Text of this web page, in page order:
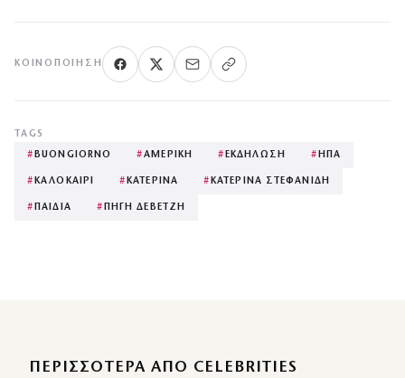
ΚΟΙΝΟΠΟΊΗΣΗ
TAGS
# BUONGIORNO #ΑΜΕΡΙΚΗ # ΕΚΔΗΛΩΣΗ # ΗΠΑ
# ΚΑΛΟΚΑΙΡΙ # ΚΑΤΕΡΙΝΑ # ΚΑΤΕΡΙΝΑ ΣΤΕΦΑΝΙΔΗ
# ΠΑΙΔΙΑ # ΠΗΓΗ ΔΕΒΕΤΖΗ
ΠΕΡΙΣΣΌΤΕΡΑ ΑΠΌ CELEBRITIES